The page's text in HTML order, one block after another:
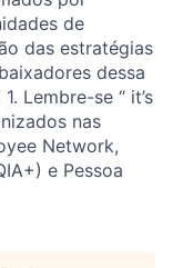
de
das estratégias
dessa
Lembre-se “ it’s
nas
Network,
e Pessoa